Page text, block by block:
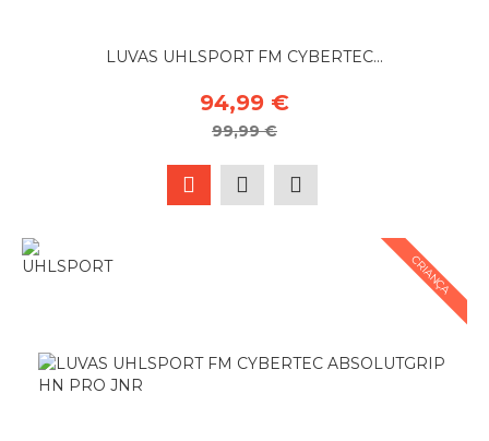
LUVAS UHLSPORT FM CYBERTEC...
94,99 €
99,99 €
CRIANÇA